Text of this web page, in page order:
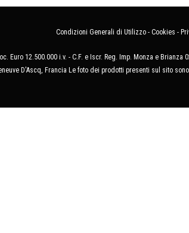
Condizioni Generali di Utilizzo - Cookies -
Euro 12.500.000 i.v. - C.F. e Iscr. Reg. Imp. Monza e
D'Ascq, Francia Le foto dei prodotti presenti sul sito